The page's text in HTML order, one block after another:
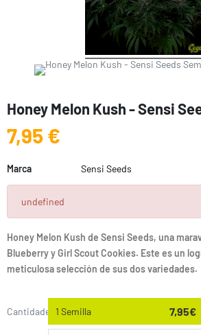
Honey Melon Kush - Sensi
7,95 €
Marca Sensi Seeds
undefined
Honey Melon Kush de Sensi Seeds, una
Blueberry y Girl Scout Cookies. Este es un
meticulosa selección de sus dos variedades.
Cantidades:1 Semilla 7,95€